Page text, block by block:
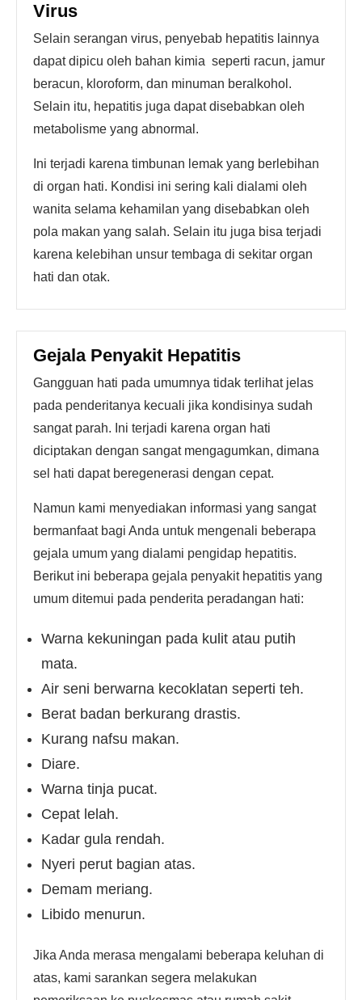
Virus
Selain serangan virus, penyebab hepatitis lainnya
dapat dipicu oleh bahan kimia seperti racun, jamur
beracun, kloroform, dan minuman beralkohol.
Selain itu, hepatitis juga dapat disebabkan oleh
metabolisme yang abnormal.
Ini terjadi karena timbunan lemak yang berlebihan
di organ hati. Kondisi ini sering kali dialami oleh
wanita selama kehamilan yang disebabkan oleh
pola makan yang salah. Selain itu juga bisa terjadi
karena kelebihan unsur tembaga di sekitar organ
hati dan otak.
Gejala Penyakit Hepatitis
Gangguan hati pada umumnya tidak terlihat jelas
pada penderitanya kecuali jika kondisinya sudah
sangat parah. Ini terjadi karena organ hati
diciptakan dengan sangat mengagumkan, dimana
sel hati dapat beregenerasi dengan cepat.
Namun kami menyediakan informasi yang sangat
bermanfaat bagi Anda untuk mengenali beberapa
gejala umum yang dialami pengidap hepatitis.
Berikut ini beberapa gejala penyakit hepatitis yang
umum ditemui pada penderita peradangan hati:
Warna kekuningan pada kulit atau putih
mata.
Air seni berwarna kecoklatan seperti teh.
Berat badan berkurang drastis.
Kurang nafsu makan.
Diare.
Warna tinja pucat.
Cepat lelah.
Kadar gula rendah.
Nyeri perut bagian atas.
Demam meriang.
Libido menurun.
Jika Anda merasa mengalami beberapa keluhan di
atas, kami sarankan segera melakukan